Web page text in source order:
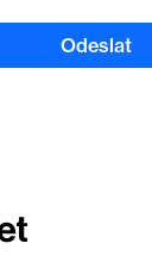
Odeslat